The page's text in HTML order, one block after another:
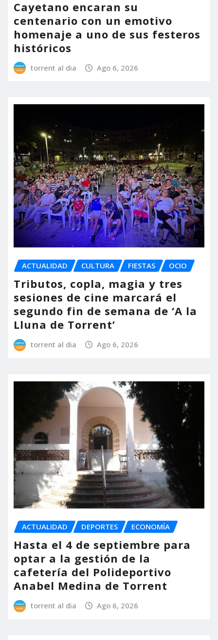
Cayetano encaran su
centenario con un emotivo
homenaje a uno de sus festeros
históricos
torrent al dia Ago 6, 2026
ACTUALIDAD CULTURA FIESTAS OCIO
Tributos, copla, magia y tres
sesiones de cine marcará el
segundo fin de semana de ‘A la
Lluna de Torrent’
torrent al dia Ago 6, 2026
ACTUALIDAD DEPORTES ECONOMÍA
Hasta el 4 de septiembre para
optar a la gestión de la
cafetería del Polideportivo
Anabel Medina de Torrent
torrent al dia Ago 6, 2026